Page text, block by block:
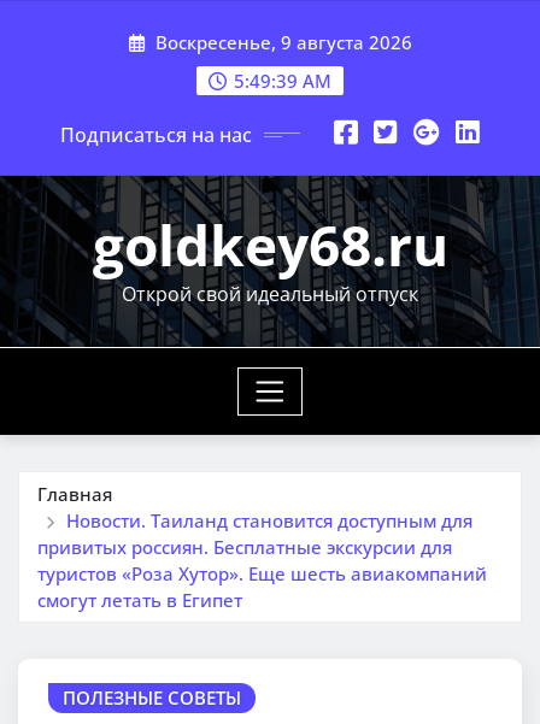
Воскресенье, 9 августа 2026
5:49:41 AM
Подписаться на нас
goldkey68.ru
Открой свой идеальный отпуск
Главная
Новости. Таиланд становится доступным для
привитых россиян. Бесплатные экскурсии для
туристов «Роза Хутор». Еще шесть авиакомпаний
смогут летать в Египет
ПОЛЕЗНЫЕ СОВЕТЫ